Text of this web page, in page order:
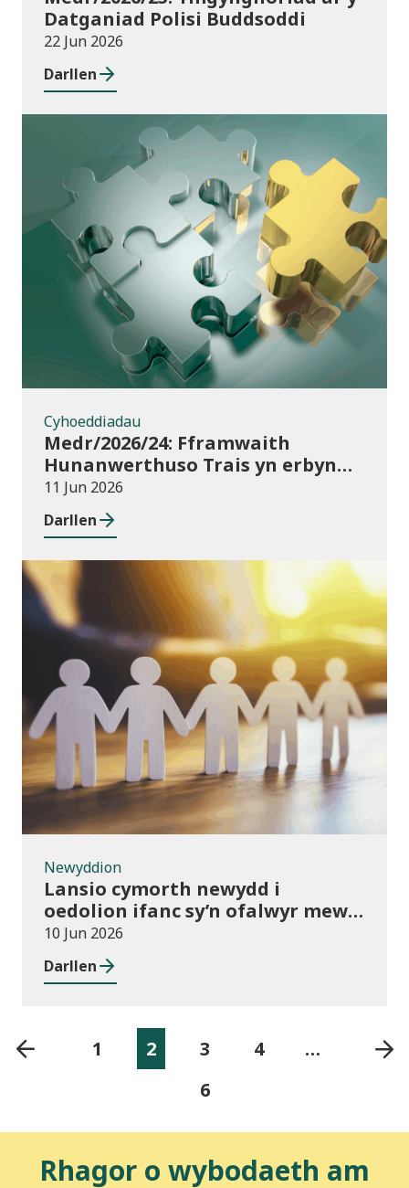
Datganiad Polisi Buddsoddi
22 Jun 2026
Darllen
Cyhoeddiadau
Cyhoeddiadau
Medr/2026/24: Fframwaith
Hunanwerthuso Trais yn erbyn
Menywod, Cam-drin Domestig a
Thrais Rhywiol (VAWDASV) ar
gyfer prifysgolion a darparwyr
11 Jun 2026
Darllen
Newyddion
Newyddion
Lansio cymorth newydd i
oedolion ifanc sy’n ofalwyr mewn
addysg bellach
10 Jun 2026
Darllen
1 2 3 4
…
6
Rhagor o wybodaeth am